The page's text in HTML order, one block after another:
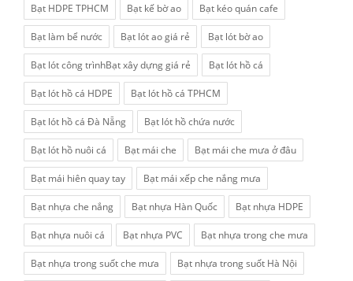
Bạt HDPE TPHCM Bạt kế bờ ao Bạt kéo quán cafe
Bạt làm bể nước Bạt lót ao giá rẻ Bạt lót bờ ao
Bạt lót công trìnhBạt xây dựng giá rẻ Bạt lót hồ cá
Bạt lót hồ cá HDPE Bạt lót hồ cá TPHCM
Bạt lót hồ cá Đà Nẵng Bạt lót hồ chứa nước
Bạt lót hồ nuôi cá Bạt mái che Bạt mái che mưa ở đâu
Bạt mái hiên quay tay Bạt mái xếp che nắng mưa
Bạt nhựa che nắng Bạt nhựa Hàn Quốc Bạt nhựa HDPE
Bạt nhựa nuôi cá Bạt nhựa PVC Bạt nhựa trong che mưa
Bạt nhựa trong suốt che mưa Bạt nhựa trong suốt Hà Nội